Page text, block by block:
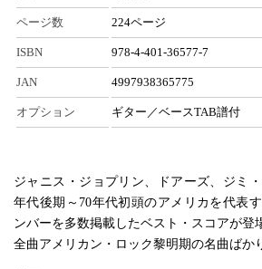
ページ数 224ページ
ISBN 978-4-401-36577-7
JAN 4997938365775
オプション ギター／ベースTAB譜付
ジャニス・ジョプリン、ドアーズ、ジミ
年代後期～70年代初頭のアメリカを代表
ンバーを多数掲載したベスト・スコアが登
全曲アメリカン・ロック黎明期の名曲ばか